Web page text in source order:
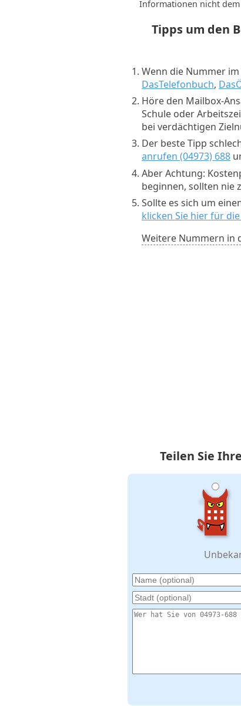
Informationen nicht dem
Tipps um den
Wenn die Nummer
DasTelefonbuch,
Höre den Mailbox-
Schule oder
bei verdächtigen
Der beste Tipp
anrufen (04973) 688
Aber Achtung:
beginnen, sollten nie
Sollte es sich um
klicken Sie hier für
Weitere Nummern in
Teilen Sie